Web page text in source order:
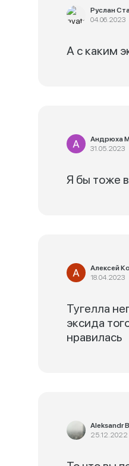
Руслан
04.06.2023
А с каким
Андрюха
31.05.2023
Я бы тоже
Алексей
18.04.2023
Тугелла
эксида
нравилась
Aleksandr
25.12.2022